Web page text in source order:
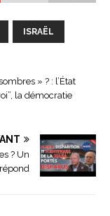
ISRAËL
» ? : l’État
la démocratie
? Un